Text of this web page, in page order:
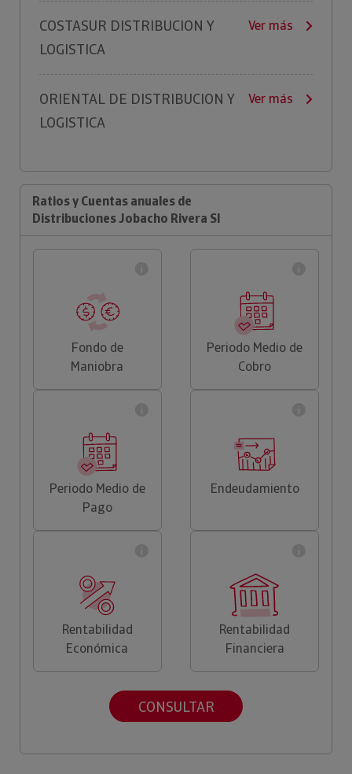
COSTASUR DISTRIBUCION Y
LOGISTICA
Ver más
ORIENTAL DE DISTRIBUCION Y
LOGISTICA
Ver más
Ratios y Cuentas anuales de
Distribuciones Jobacho Rivera Sl
Fondo de
Maniobra
Periodo Medio de
Cobro
Periodo Medio de
Pago
Endeudamiento
Rentabilidad
Económica
Rentabilidad
Financiera
CONSULTAR